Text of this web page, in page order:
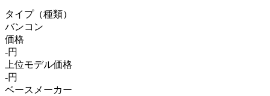
タイプ（種類）
バンコン
価格
-円
上位モデル価格
-円
ベースメーカー